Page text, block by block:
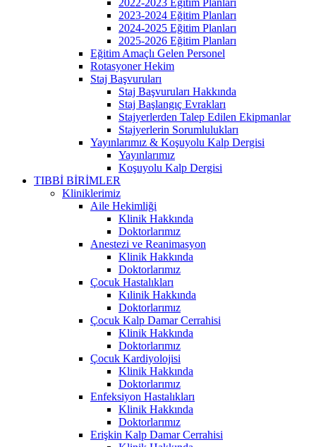
2023-2024 Eğitim Planları
2024-2025 Eğitim Planları
2025-2026 Eğitim Planları
Eğitim Amaçlı Gelen Personel
Rotasyoner Hekim
Staj Başvuruları
Staj Başvuruları Hakkında
Staj Başlangıç Evrakları
Stajyerlerden Talep Edilen Ekipmanlar
Stajyerlerin Sorumlulukları
Yayınlarımız & Koşuyolu Kalp Dergisi
Yayınlarımız
Koşuyolu Kalp Dergisi
TIBBİ BİRİMLER
Kliniklerimiz
Aile Hekimliği
Klinik Hakkında
Doktorlarımız
Anestezi ve Reanimasyon
Klinik Hakkında
Doktorlarımız
Çocuk Hastalıkları
Kılinik Hakkında
Doktorlarımız
Çocuk Kalp Damar Cerrahisi
Klinik Hakkında
Doktorlarımız
Çocuk Kardiyolojisi
Klinik Hakkında
Doktorlarımız
Enfeksiyon Hastalıkları
Klinik Hakkında
Doktorlarımız
Erişkin Kalp Damar Cerrahisi